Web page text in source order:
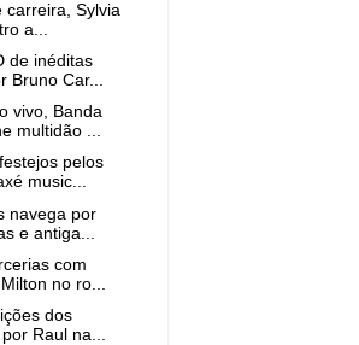
carreira, Sylvia
a...
de inéditas
Bruno Car...
vivo, Banda
multidão ...
pelos
music...
navega por
e antiga...
com
no ro...
dos
Raul na...